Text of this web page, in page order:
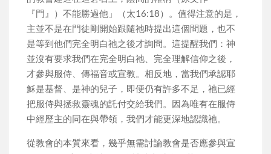
『門』）不能勝過他」（太16:18）。值得注意的是，
主並不是在門徒剛開始跟隨祂時提出這個問題，也不
是等到他們完全明白祂之後才詢問。這提醒我們：神
並沒有要求我們在完全明白祂、完全理解信仰之後，
才參與服侍、傳福音或宣教。相反地，當我們承認耶
穌是基督、是神的兒子，即便仍有許多不足，祂已經
把服侍與拯救靈魂的託付交給我們。因為唯有在服侍
中經歷主的同在與帶領，我們才能更深地認識祂。
從教會的本質來看，幾乎無需討論教會是否應參與宣